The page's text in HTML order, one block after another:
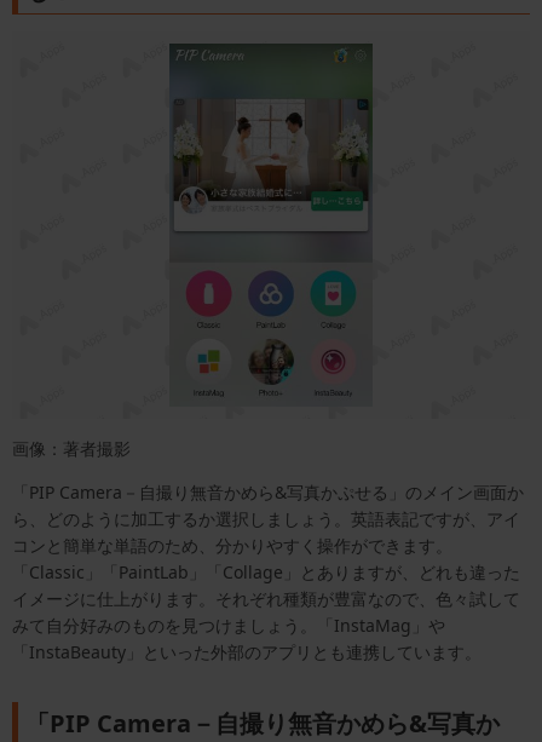
画像：著者撮影
「PIP Camera－自撮り無音かめら&写真かぷせる」のメイン画面か
ら、どのように加工するか選択しましょう。英語表記ですが、アイ
コンと簡単な単語のため、分かりやすく操作ができます。
「Classic」「PaintLab」「Collage」とありますが、どれも違った
イメージに仕上がります。それぞれ種類が豊富なので、色々試して
みて自分好みのものを見つけましょう。「InstaMag」や
「InstaBeauty」といった外部のアプリとも連携しています。
「PIP Camera－自撮り無音かめら&写真か